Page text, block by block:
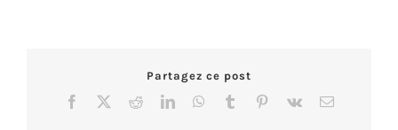
Partagez ce post
Facebook RedditLinkedInWhatsApp
Tumblr Pinterest
Vk Email